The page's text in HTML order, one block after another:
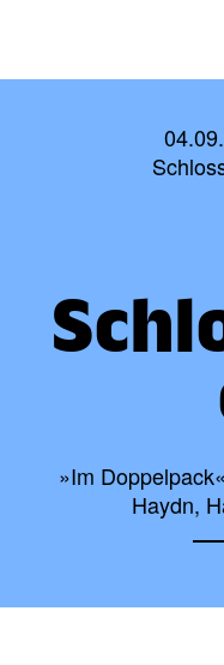
»Im
Haydn,